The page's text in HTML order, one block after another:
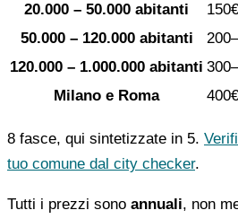
20.000 – 50.000 abitanti
150€
50.000 – 120.000 abitanti
120.000 – 1.000.000 abitanti
Milano e Roma
400€
8 fasce, qui sintetizzate in 5.
tuo comune dal city checker.
Tutti i prezzi sono annuali, non